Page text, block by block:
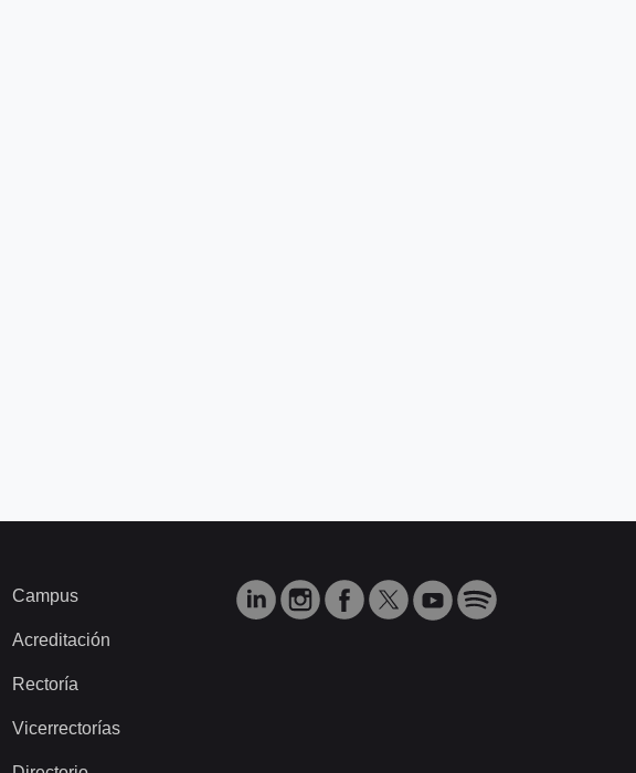
Campus
Acreditación
Rectoría
Vicerrectorías